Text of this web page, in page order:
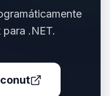
.NET.